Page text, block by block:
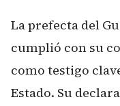
La prefecta del
cumplió con su
como testigo
Estado. Su